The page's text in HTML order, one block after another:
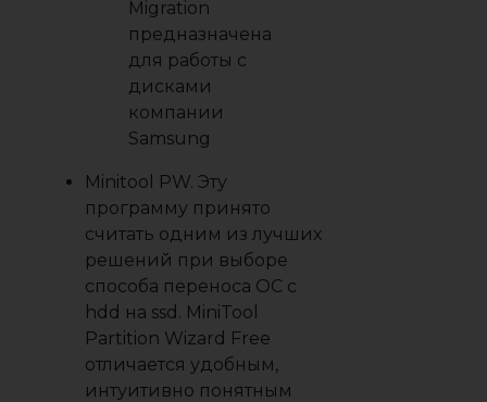
Migration
предназначена
для работы с
дисками
компании
Samsung
Minitool PW. Эту
программу принято
считать одним из лучших
решений при выборе
способа переноса ОС с
hdd на ssd. MiniTool
Partition Wizard Free
отличается удобным,
интуитивно понятным